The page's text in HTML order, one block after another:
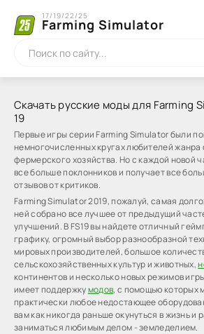
Farming Simulator
17/19/22/25
Скачать русские моды для Farming
19
Первые игры серии Farming Simulator были
немногочисленных кругах любителей жанра
фермерского хозяйства. Но с каждой новой
все больше поклонников и получает все
отзывов от критиков.
Farming Simulator 2019, пожалуй, самая
ней собрано все лучшее от предыдущий
улучшений. В FS19 вы найдете отличный
графику, огромный выбор разнообразной
мировых производителей, большое
сельскохозяйственных культур и животных,
континентов и несколько новых режимов
имеет поддержкумодов, с помощью которых
практически любое недостающее
вам как никогда раньше окунуться в жизнь и
заниматься любимым делом - земледелием.